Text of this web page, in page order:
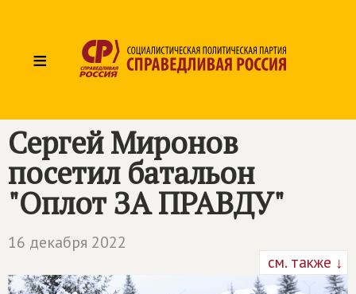
≡
Сергей Миронов
посетил батальон
"Оплот ЗА ПРАВДУ"
16 декабря 2022
см. также ↓